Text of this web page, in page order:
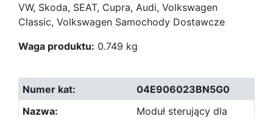
VW, Skoda, SEAT, Cupra, Audi, Volkswagen
Classic, Volkswagen Samochody Dostawcze
Waga produktu: 0.749 kg
04E906023BN5G0
Moduł sterujący dla